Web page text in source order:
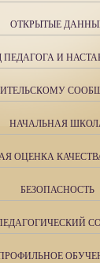
ОТКРЫТЫЕ
ПЕДАГОГА И
НАЧАЛЬНАЯ
ОЦЕНКА
БЕЗОПАСНОСТЬ